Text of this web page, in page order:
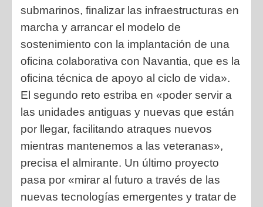
submarinos, finalizar las infraestructuras en
marcha y arrancar el modelo de
sostenimiento con la implantación de una
oficina colaborativa con Navantia, que es la
oficina técnica de apoyo al ciclo de vida».
El segundo reto estriba en «poder servir a
las unidades antiguas y nuevas que están
por llegar, facilitando atraques nuevos
mientras mantenemos a las veteranas»,
precisa el almirante. Un último proyecto
pasa por «mirar al futuro a través de las
nuevas tecnologías emergentes y tratar de